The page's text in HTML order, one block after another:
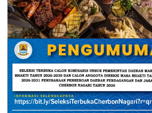
SUARA CIREBON –Sahur adalah